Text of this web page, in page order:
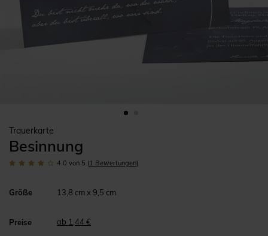
Trauerkarte
Besinnung
4.0 von 5 (1 Bewertungen)
Größe 13,8 cm x 9,5 cm
Preise ab 1,44 €